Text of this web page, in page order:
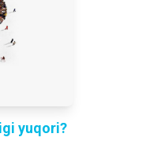
yuqori?